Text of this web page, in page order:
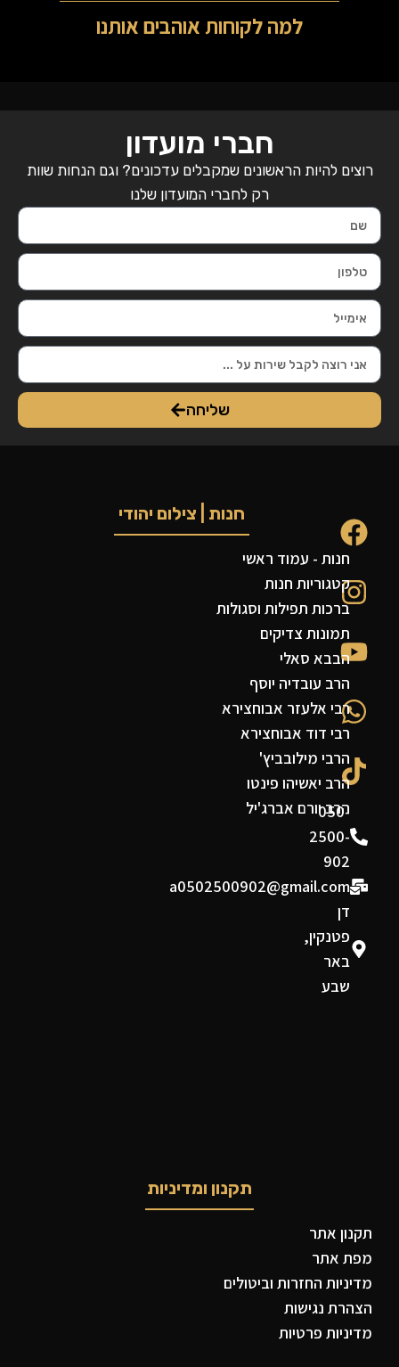
למה לקוחות אוהבים אותנו
חברי מועדון
רוצים להיות הראשונים שמקבלים עדכונים? וגם הנחות שוות
רק לחברי המועדון שלנו
שליחה
050-
2500-
902
a0502500902@gmail.com
דן
פטנקין,
באר
שבע
חנות | צילום יהודי
חנות - עמוד ראשי
קטגוריות חנות
ברכות תפילות וסגולות
תמונות צדיקים
הבבא סאלי
הרב עובדיה יוסף
רבי אלעזר אבוחצירא
רבי דוד אבוחצירא
הרבי מילובביץ'
הרב יאשיהו פינטו
הרב יורם אברג'יל
תקנון ומדיניות
תקנון אתר
מפת אתר
מדיניות החזרות וביטולים
הצהרת נגישות
מדיניות פרטיות